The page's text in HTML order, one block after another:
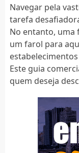
Navegar pela
tarefa
No entanto, uma
um farol para
Este guia
quem deseja